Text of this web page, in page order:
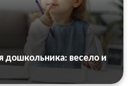
дошкольника: весело и